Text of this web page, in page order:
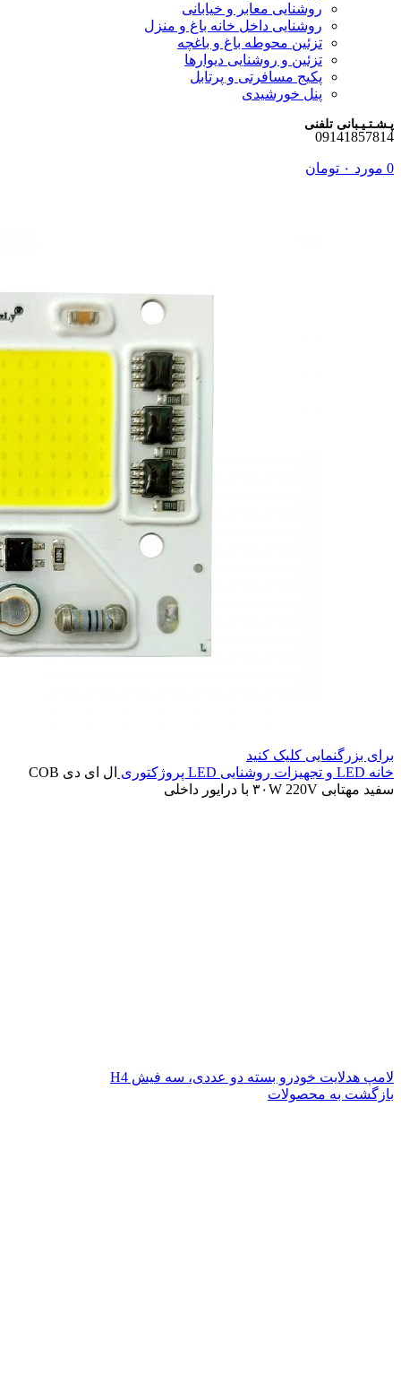
روشنایی معابر و خیابانی
روشنایی داخل خانه باغ و منزل
تزئین محوطه باغ و باغچه
تزئین و روشنایی دیوارها
پکیج مسافرتی و پرتابل
پنل خورشیدی
پـشـتـیـبانی تلفنی
09141857814
0 مورد ۰ تومان
برای بزرگنمایی کلیک کنید
خانه LED و تجهیزات روشنایی LED پروژکتوری
ال ای دی COB
سفید مهتابی ۳۰W 220V با درایور داخلی
لامپ هدلایت خودرو بسته دو عددی، سه فیش H4
بازگشت به محصولات